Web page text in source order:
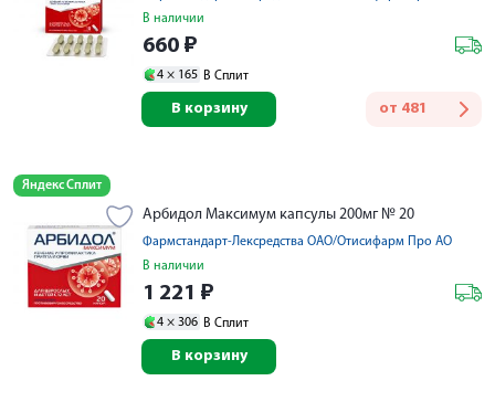
В наличии
660 ₽
4 × 165 В Сплит
от 481
В корзину
Яндекс Сплит
Арбидол Максимум капсулы 200мг № 20
Фармстандарт-Лексредства ОАО/Отисифарм Про АО
В наличии
1 221 ₽
4 × 306 В Сплит
В корзину